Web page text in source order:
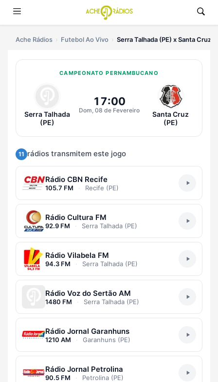
Ache Rádios Futebol Ao Vivo Serra Talhada (PE) x Santa Cruz
CAMPEONATO PERNAMBUCANO
Ouvir Serra Talhada (PE) x
Serra Talhada
(PE)
17:00
Dom, 08 de Fevereiro
Santa Cruz
(PE)
11 rádios transmitem este jogo
Rádio CBN Recife
105.7 FM · Recife (PE)
Rádio Cultura FM
92.9 FM · Serra Talhada (PE)
Rádio Vilabela FM
94.3 FM · Serra Talhada (PE)
Rádio Voz do Sertão AM
1480 FM · Serra Talhada (PE)
Rádio Jornal Garanhuns
1210 AM · Garanhuns (PE)
Rádio Jornal Petrolina
90.5 FM · Petrolina (PE)